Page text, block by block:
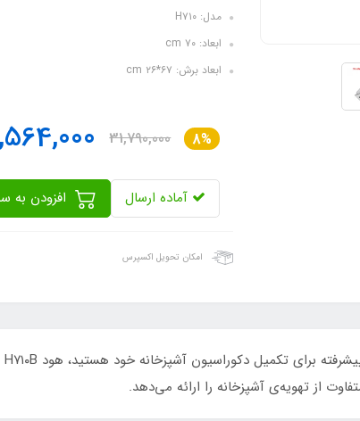
مدل: H۷۱۰
ابعاد: ۷۰ cm
ابعاد برش: ۶۷*۲۶ cm
8%
31,790,000
آماده ارسال
امکان تحویل اکسپرس
از تهویه‌ی آشپزخانه را ارائه می‌دهد.